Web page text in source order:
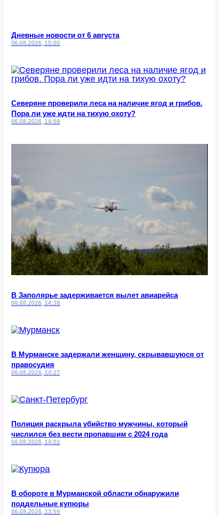
Дневные новости от 6 августа
06.08.2026, 15:00
Северяне проверили леса на наличие ягод и грибов.
Пора ли уже идти на тихую охоту?
06.08.2026, 14:58
В Заполярье задерживается вылет авиарейса
06.08.2026, 14:38
В Мурманске задержали женщину, скрывавшуюся от
правосудия
06.08.2026, 14:27
Полиция раскрыла убийство мужчины, который
числился без вести пропавшим с 2024 года
06.08.2026, 14:02
В обороте в Мурманской области обнаружили
поддельные купюры
06.08.2026, 13:59